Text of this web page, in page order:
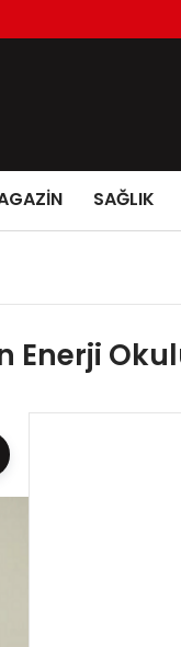
SAĞLIK
Enerji